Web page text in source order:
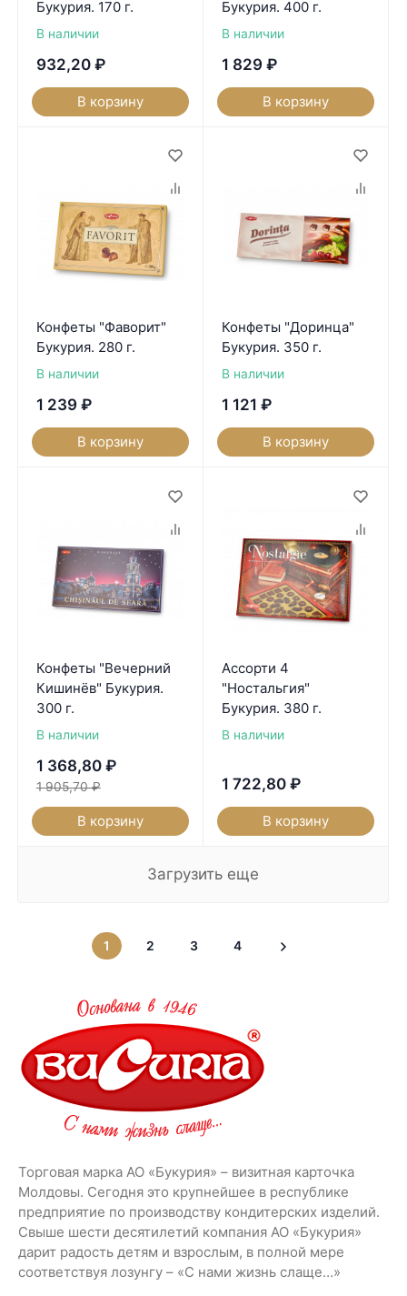
Букурия. 170 г.
В наличии
932,20 ₽
В корзину
Букурия. 400 г.
В наличии
1 829 ₽
В корзину
Конфеты "Фаворит"
Букурия. 280 г.
В наличии
1 239 ₽
В корзину
Конфеты "Доринца"
Букурия. 350 г.
В наличии
1 121 ₽
В корзину
Конфеты "Вечерний
Кишинёв" Букурия.
300 г.
В наличии
1 368,80 ₽
1 905,70₽
В корзину
Ассорти 4
"Ностальгия"
Букурия. 380 г.
В наличии
1 722,80 ₽
В корзину
Загрузить еще
1 2 3 4
Торговая марка АО «Букурия» – визитная карточка
Молдовы. Сегодня это крупнейшее в республике
предприятие по производству кондитерских изделий.
Свыше шести десятилетий компания АО «Букурия»
дарит радость детям и взрослым, в полной мере
соответствуя лозунгу – «С нами жизнь слаще…»